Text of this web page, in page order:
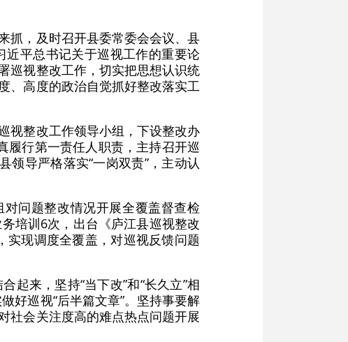
抓，及时召开县委常委会会议、县
平总书记关于巡视工作的重要论
巡视整改工作，切实把思想认识统
、高度的政治自觉抓好整改落实工
视整改工作领导小组，下设整改办
履行第一责任人职责，主持召开巡
导严格落实“一岗双责”，主动认
问题整改情况开展全覆盖督查检
培训6次，出台《庐江县巡视整改
实现调度全覆盖，对巡视反馈问题
起来，坚持“当下改”和“长久立”相
好巡视“后半篇文章”。坚持事要解
社会关注度高的难点热点问题开展